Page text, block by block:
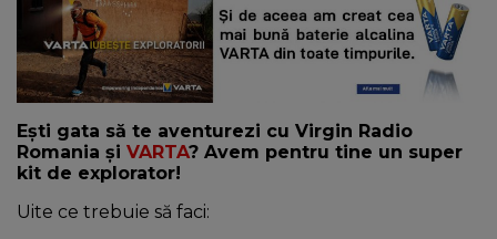
NEWS
CONTUL MEU
Ești gata să te aventurezi cu Virgin Radio
Romania și VARTA? Avem pentru tine un super
kit de explorator!
Uite ce trebuie să faci: